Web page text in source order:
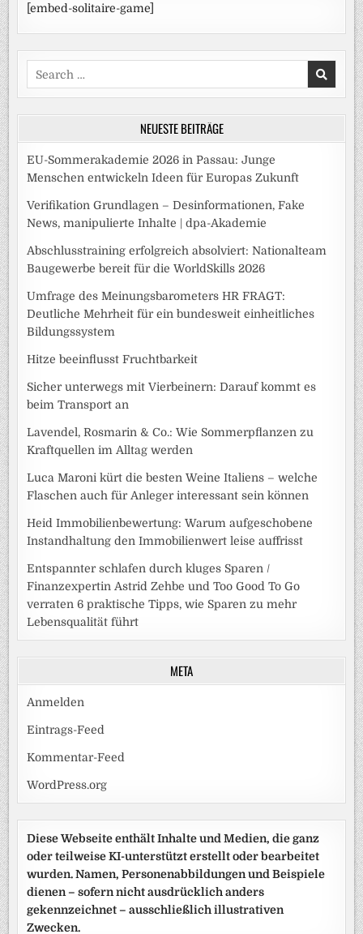
[embed-solitaire-game]
Search
for:
NEUESTE BEITRÄGE
EU-Sommerakademie 2026 in Passau: Junge
Menschen entwickeln Ideen für Europas Zukunft
Verifikation Grundlagen – Desinformationen, Fake
News, manipulierte Inhalte | dpa-Akademie
Abschlusstraining erfolgreich absolviert: Nationalteam
Baugewerbe bereit für die WorldSkills 2026
Umfrage des Meinungsbarometers HR FRAGT:
Deutliche Mehrheit für ein bundesweit einheitliches
Bildungssystem
Hitze beeinflusst Fruchtbarkeit
Sicher unterwegs mit Vierbeinern: Darauf kommt es
beim Transport an
Lavendel, Rosmarin & Co.: Wie Sommerpflanzen zu
Kraftquellen im Alltag werden
Luca Maroni kürt die besten Weine Italiens – welche
Flaschen auch für Anleger interessant sein können
Heid Immobilienbewertung: Warum aufgeschobene
Instandhaltung den Immobilienwert leise auffrisst
Entspannter schlafen durch kluges Sparen /
Finanzexpertin Astrid Zehbe und Too Good To Go
verraten 6 praktische Tipps, wie Sparen zu mehr
Lebensqualität führt
META
Anmelden
Eintrags-Feed
Kommentar-Feed
WordPress.org
Diese Webseite enthält Inhalte und Medien, die ganz
oder teilweise KI-unterstützt erstellt oder bearbeitet
wurden. Namen, Personenabbildungen und Beispiele
dienen – sofern nicht ausdrücklich anders
gekennzeichnet – ausschließlich illustrativen
Zwecken.